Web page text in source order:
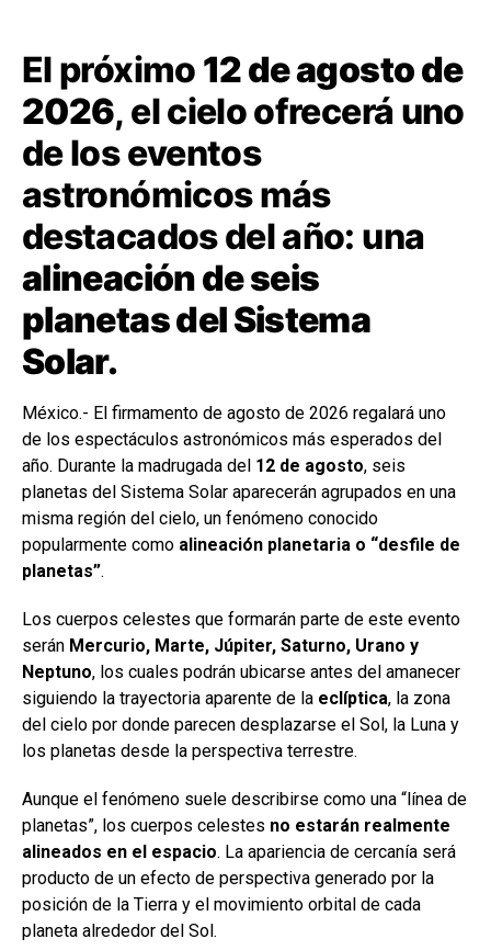
El próximo 12 de agosto de
2026, el cielo ofrecerá uno
de los eventos
astronómicos más
destacados del año: una
alineación de seis
planetas del Sistema
Solar.
México.- El firmamento de agosto de 2026 regalará uno
de los espectáculos astronómicos más esperados del
año. Durante la madrugada del 12 de agosto, seis
planetas del Sistema Solar aparecerán agrupados en una
misma región del cielo, un fenómeno conocido
popularmente como alineación planetaria o “desfile de
planetas”.
Los cuerpos celestes que formarán parte de este evento
serán Mercurio, Marte, Júpiter, Saturno, Urano y
Neptuno, los cuales podrán ubicarse antes del amanecer
siguiendo la trayectoria aparente de la eclíptica, la zona
del cielo por donde parecen desplazarse el Sol, la Luna y
los planetas desde la perspectiva terrestre.
Aunque el fenómeno suele describirse como una “línea de
planetas”, los cuerpos celestes no estarán realmente
alineados en el espacio. La apariencia de cercanía será
producto de un efecto de perspectiva generado por la
posición de la Tierra y el movimiento orbital de cada
planeta alrededor del Sol.